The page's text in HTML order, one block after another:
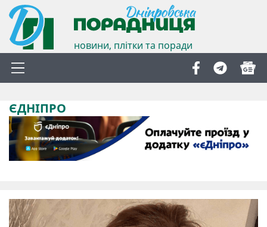
новини, плітки та поради
ЄДНІПРО